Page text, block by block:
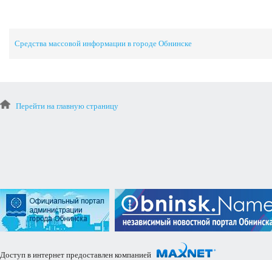
Средства массовой информации в городе Обнинске
Перейти на главную страницу
Доступ в интернет предоставлен компанией